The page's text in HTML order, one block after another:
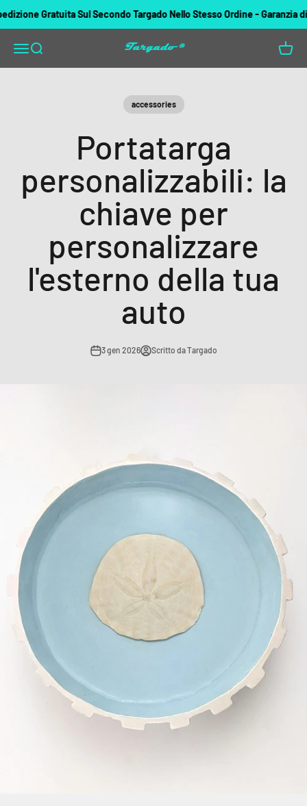
Gratuita Sul Secondo Targado Nello Stesso Ordine - Garanzia di
Apri il menu di navigazione
Mostra il menu di ricercaTargado
accessories
Portatarga
personalizzabili: la
chiave per
personalizzare
l'esterno della tua
auto
3 gen 2026 Scritto da Targado